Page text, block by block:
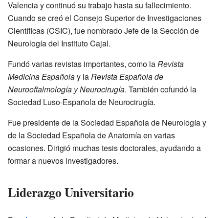
Valencia y continuó su trabajo hasta su fallecimiento.
Cuando se creó el Consejo Superior de Investigaciones
Científicas (CSIC), fue nombrado Jefe de la Sección de
Neurología del Instituto Cajal.
Fundó varias revistas importantes, como laRevista
Medicina Españolay laRevista Española de
Neurooftalmología y Neurocirugía. También cofundó la
Sociedad Luso-Española de Neurocirugía.
Fue presidente de la Sociedad Española de Neurología y
de la Sociedad Española de Anatomía en varias
ocasiones. Dirigió muchas tesis doctorales, ayudando a
formar a nuevos investigadores.
Liderazgo Universitario